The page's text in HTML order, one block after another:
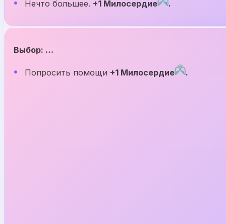
Нечто большее. +1 Милосердие .
Выбор: …
Попросить помощи +1 Милосердие .